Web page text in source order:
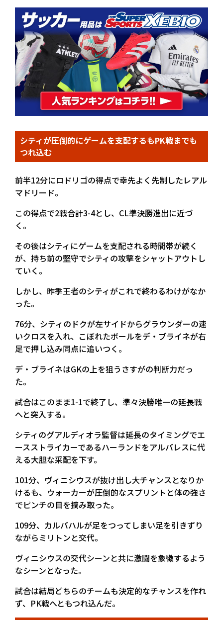
シティが圧倒的にゲームを支配するもPK戦までも
つれ込む
前半12分にロドリゴの得点で幸先よく先制したレアル
マドリード。
この得点で2戦合計3-4とし、CL準決勝進出に近づ
く。
その後はシティにゲームを支配される時間帯が続く
が、持ち前の堅守でシティの攻撃をシャットアウトし
ていく。
しかし、昨季王者のシティがこれで終わるわけがなか
った。
76分、シティのドクが左サイドからグラウンダーの速
いクロスを入れ、こぼれたボールをデ・ブライネが右
足で押し込み同点に追いつく。
デ・ブライネはGKの上を狙うさすがの判断力だっ
た。
試合はこのまま1-1で終了し、準々決勝唯一の延長戦
へと突入する。
シティのグアルディオラ監督は延長のタイミングでエ
ースストライカーであるハーランドをアルバレスに代
える大胆な采配を下す。
101分、ヴィニシウスが抜け出し大チャンスとなりか
けるも、ウォーカーが圧倒的なスプリントと体の強さ
でピンチの目を摘み取った。
109分、カルバハルが足をつってしまい足を引きずり
ながらミリトンと交代。
ヴィニシウスの交代シーンと共に激闘を象徴するよう
なシーンとなった。
試合は結局どちらのチームも決定的なチャンスを作れ
ず、PK戦へともつれ込んだ。